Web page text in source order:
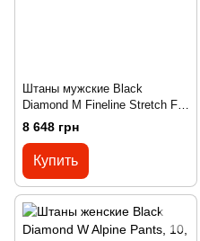
Штаны мужские Black
Diamond M Fineline Stretch FZ
Pants Long, L, Black (BD
7410440002LRG1)
8 648 грн
Купить